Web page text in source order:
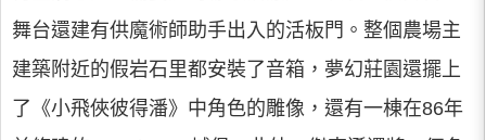
舞台還建有供魔術師助手出入的活板門。整個農場主
建築附近的假岩石里都安裝了音箱，夢幻莊園還擺上
了《小飛俠彼得潘》中角色的雕像，還有一棟在86年